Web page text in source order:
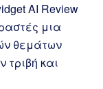
AI Review
μια
θεμάτων
τριβή και